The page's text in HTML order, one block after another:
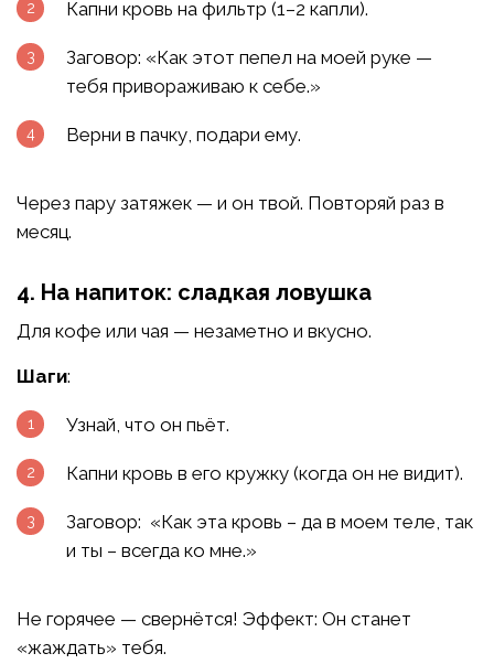
Капни кровь на фильтр (1–2 капли).
Заговор: «Как этот пепел на моей руке —
тебя привораживаю к себе.»
Верни в пачку, подари ему.
Через пару затяжек — и он твой. Повторяй раз в
месяц.
4. На напиток: сладкая ловушка
Для кофе или чая — незаметно и вкусно.
Шаги:
Узнай, что он пьёт.
Капни кровь в его кружку (когда он не видит).
Заговор: «Как эта кровь – да в моем теле, так
и ты – всегда ко мне.»
Не горячее — свернётся! Эффект: Он станет
«жаждать» тебя.